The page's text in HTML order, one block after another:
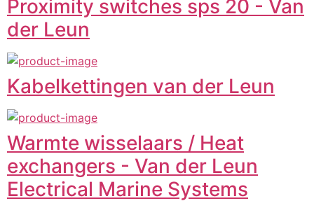
Proximity switches sps 20 - Van
der Leun
Kabelkettingen van der Leun
Warmte wisselaars / Heat
exchangers - Van der Leun
Electrical Marine Systems